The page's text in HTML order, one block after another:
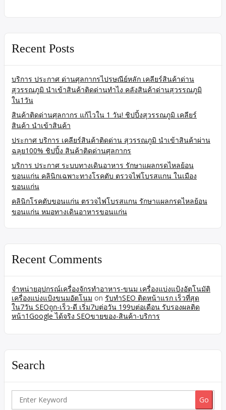
Recent Posts
บริการ ประกาศ ด่านศุลกากรไปรษณีย์หลัก เคลียร์สินค้าด่าน
สุวรรณภูมิ นำเข้าสินค้าติดด่านทำไง คลังสินค้าด่านสุวรรณภูมิ
ใน1วัน
สินค้าติดด่านศุลกากร แก้ไวใน 1 วัน! ชิปปิ้งสุวรรณภูมิ เคลียร์
สินค้า นำเข้าสินค้า
ประกาศ บริการ เคลียร์สินค้าติดด่าน สุวรรณภูมิ นำเข้าสินค้าผ่าน
ฉลุย100% ชิปปิ้ง สินค้าติดด่านศุลกากร
บริการ ประกาศ ระบบทางเดินอาหาร รักษาแผลกรดไหลย้อน
ขอนแก่น คลินิกเฉพาะทางโรคตับ ตรวจไฟโบรสแกน ในเมือง
ขอนแก่น
คลินิกโรคตับขอนแก่น ตรวจไฟโบรสแกน รักษาแผลกรดไหลย้อน
ขอนแก่น หมอทางเดินอาหารขอนแก่น
Recent Comments
จำหน่ายอุปกรณ์เครื่องจักรทำอาหาร-ขนม เครื่องแบ่งแป้งอัตโนมัติ
เครื่องแบ่งแป้งขนมอัตโนม on รับทำSEO ติดหน้าแรก เร็วที่สุด
ใน7วัน SEOถูก-เร็ว-ดี เริ่ม7บต่อวัน 199บต่อเดือน รับรองผลติด
หน้า1Google ได้จริง SEOขายของ-สินค้า-บริการ
Search
Search